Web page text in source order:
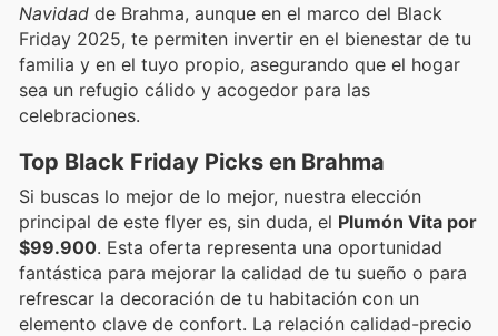
Navidad de Brahma, aunque en el marco del Black
Friday 2025, te permiten invertir en el bienestar de tu
familia y en el tuyo propio, asegurando que el hogar
sea un refugio cálido y acogedor para las
celebraciones.
Top Black Friday Picks en Brahma
Si buscas lo mejor de lo mejor, nuestra elección
principal de este flyer es, sin duda, el Plumón Vita por
$99.900. Esta oferta representa una oportunidad
fantástica para mejorar la calidad de tu sueño o para
refrescar la decoración de tu habitación con un
elemento clave de confort. La relación calidad-precio